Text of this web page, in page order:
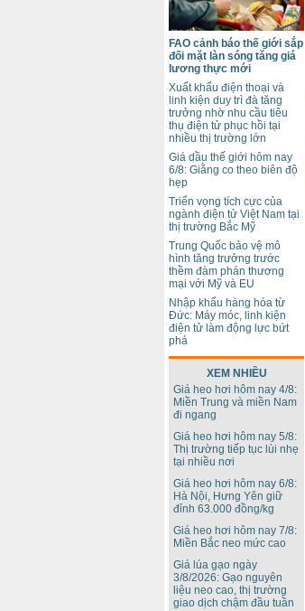
FAO cảnh báo thế giới sắp
đối mặt làn sóng tăng giá
lương thực mới
Xuất khẩu điện thoại và
linh kiện duy trì đà tăng
trưởng nhờ nhu cầu tiêu
thụ điện tử phục hồi tại
nhiều thị trường lớn
Giá dầu thế giới hôm nay
6/8: Giằng co theo biên độ
hẹp
Triển vọng tích cực của
ngành điện tử Việt Nam tại
thị trường Bắc Mỹ
Trung Quốc bảo vệ mô
hình tăng trưởng trước
thềm đàm phán thương
mại với Mỹ và EU
Nhập khẩu hàng hóa từ
Đức: Máy móc, linh kiện
điện tử làm động lực bứt
phá
XEM NHIỀU
Giá heo hơi hôm nay 4/8:
Miền Trung và miền Nam
đi ngang
Giá heo hơi hôm nay 5/8:
Thị trường tiếp tục lùi nhẹ
tại nhiều nơi
Giá heo hơi hôm nay 6/8:
Hà Nội, Hưng Yên giữ
đỉnh 63.000 đồng/kg
Giá heo hơi hôm nay 7/8:
Miền Bắc neo mức cao
Giá lúa gạo ngày
3/8/2026: Gạo nguyên
liệu neo cao, thị trường
giao dịch chậm đầu tuần